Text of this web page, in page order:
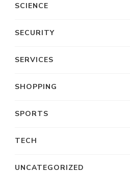
SCIENCE
SECURITY
SERVICES
SHOPPING
SPORTS
TECH
UNCATEGORIZED